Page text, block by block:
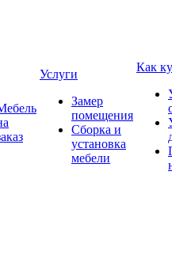
Услуги
Замер
помещения
Сборка и
установка
мебели
Как